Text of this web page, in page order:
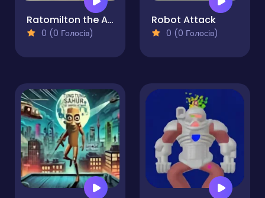
Ratomilton the Assassin
0 (0 Голосів)
Robot Attack
0 (0 Голосів)